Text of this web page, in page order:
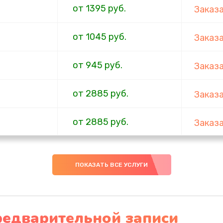
от 1395 руб.
от 1045 руб.
от 945 руб.
от 2885 руб.
от 2885 руб.
от 990 руб.
ПОКАЗАТЬ ВСЕ УСЛУГИ
записи